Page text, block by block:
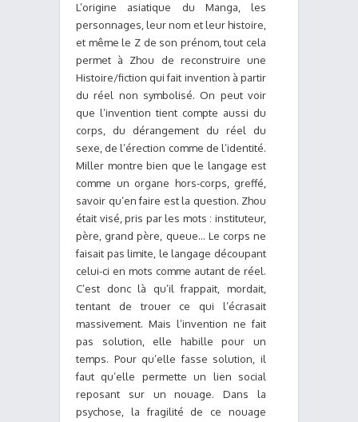
L’origine asiatique du Manga, les
personnages, leur nom et leur histoire,
et même le Z de son prénom, tout cela
permet à Zhou de reconstruire une
Histoire/fiction qui fait invention à partir
du réel non symbolisé. On peut voir
que l’invention tient compte aussi du
corps, du dérangement du réel du
sexe, de l’érection comme de l’identité.
Miller montre bien que le langage est
comme un organe hors-corps, greffé,
savoir qu’en faire est la question. Zhou
était visé, pris par les mots : instituteur,
père, grand père, queue… Le corps ne
faisait pas limite, le langage découpant
celui-ci en mots comme autant de réel.
C’est donc là qu’il frappait, mordait,
tentant de trouer ce qui l’écrasait
massivement. Mais l’invention ne fait
pas solution, elle habille pour un
temps. Pour qu’elle fasse solution, il
faut qu’elle permette un lien social
reposant sur un nouage. Dans la
psychose, la fragilité de ce nouage